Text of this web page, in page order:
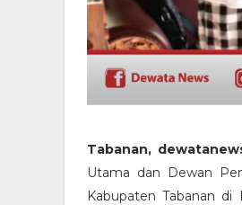
Tabanan,
Utama dan Dewan
Kabupaten Tabanan